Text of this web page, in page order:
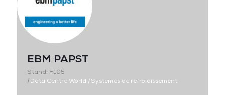
Data & AI Leaders Summit
Data Centre World
EBM PAPST
Stand: H105
|Data Centre World |Systemes de refroidissement